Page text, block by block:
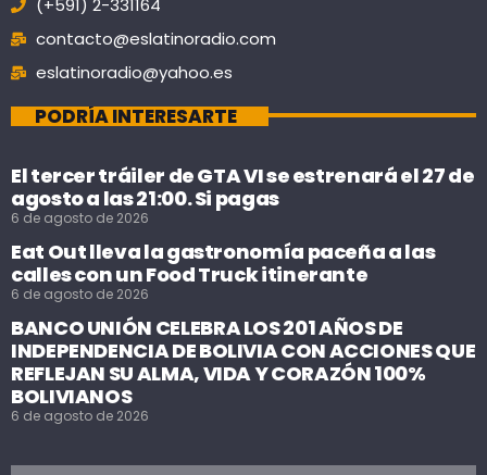
(+591) 2-331164
contacto@eslatinoradio.com
eslatinoradio@yahoo.es
PODRÍA INTERESARTE
El tercer tráiler de GTA VI se estrenará el 27 de
agosto a las 21:00. Si pagas
6 de agosto de 2026
Eat Out lleva la gastronomía paceña a las
calles con un Food Truck itinerante
6 de agosto de 2026
BANCO UNIÓN CELEBRA LOS 201 AÑOS DE
INDEPENDENCIA DE BOLIVIA CON ACCIONES QUE
REFLEJAN SU ALMA, VIDA Y CORAZÓN 100%
BOLIVIANOS
6 de agosto de 2026